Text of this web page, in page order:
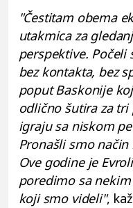
"Čestitam obema
utakmica za
perspektive.
bez kontakta, bez
poput Baskonije
odlično šutira za tri
igraju sa niskom
Pronašli smo način
Ove godine je
poredimo sa
koji smo videli",